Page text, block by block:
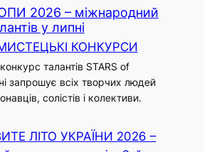
2026 – міжнародний
у липні
КОНКУРСИ
талантів STARS of
запрошує всіх творчих людей
солістів і колективи.